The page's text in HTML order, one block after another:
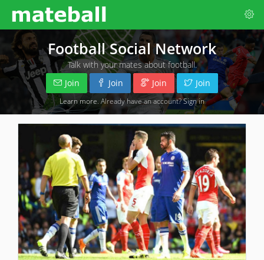
Football Social Network
Talk with your mates about football.
Join
Join Join Join
Learn more . Already have an account?Sign in